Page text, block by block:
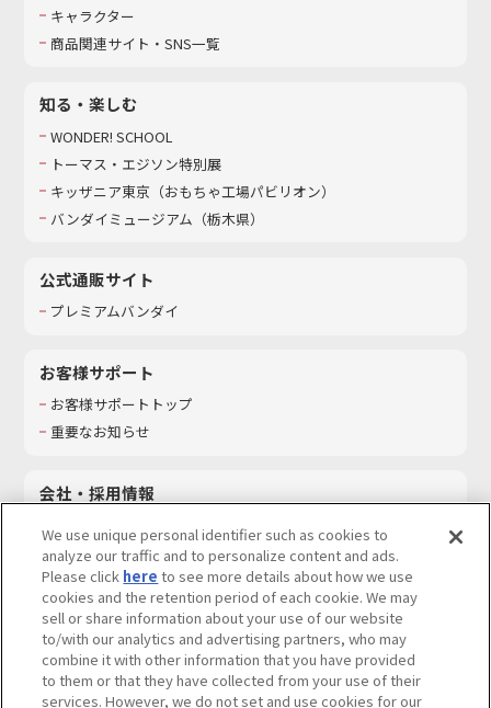
キャラクター
商品関連サイト・SNS一覧
知る・楽しむ
WONDER! SCHOOL
トーマス・エジソン特別展
キッザニア東京（おもちゃ工場パビリオン）​
バンダイミュージアム（栃木県）
公式通販サイト
プレミアムバンダイ
お客様サポート
お客様サポートトップ
重要なお知らせ
会社・採用情報
採用情報
サステナビリティ
お問い合わせ
ウェブサイトご利用条件 ソーシャルメディアポリシー
We use unique personal identifier such as cookies to
analyze our traffic and to personalize content and ads.
Please click here to see more details about how we use
cookies and the retention period of each cookie. We may
sell or share information about your use of our website
to/with our analytics and advertising partners, who may
combine it with other information that you have provided
to them or that they have collected from your use of their
services. However, we do not set and use cookies for our